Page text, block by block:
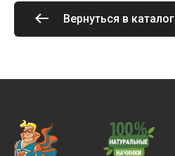
Вернуться в каталог